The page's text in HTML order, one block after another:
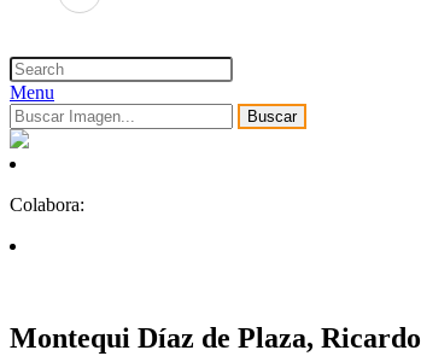
Menu
Buscar
Colabora:
Montequi Díaz de Plaza, Ricardo